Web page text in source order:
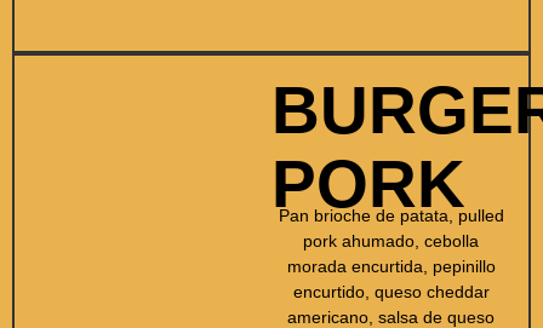
PORK
Pan brioche de patata, pulled
pork ahumado, cebolla
morada encurtida, pepinillo
encurtido, queso cheddar
americano, salsa de queso